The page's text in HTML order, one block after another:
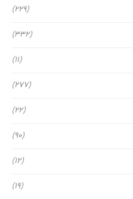
(229)
(332)
(11)
(277)
(22)
(90)
(12)
(19)